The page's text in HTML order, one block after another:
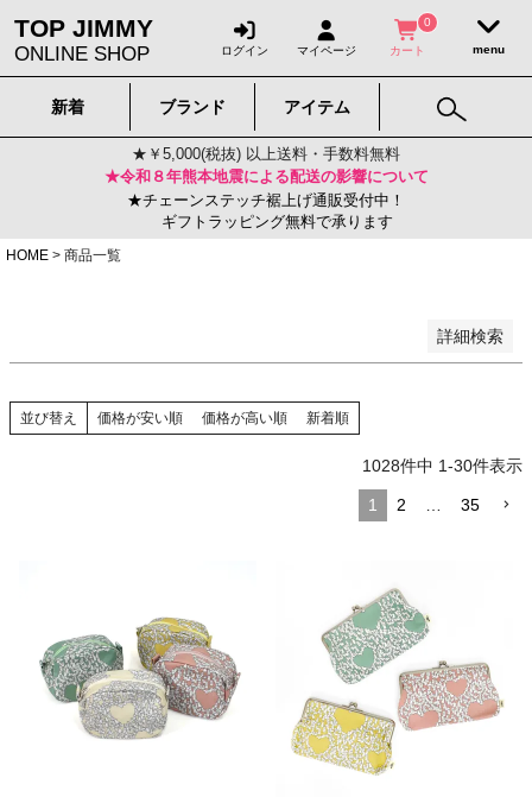
TOP JIMMY
ONLINE SHOP ログイン マイページ
0
カート
新着 ブランド アイテム
★￥5,000(税抜) 以上送料・手数料無料
★令和８年熊本地震による配送の影響について
★チェーンステッチ裾上げ通販受付中！
ギフトラッピング無料で承ります
HOME
商品一覧
詳細検索
再入荷
メール便OK
2026年春夏モデル
2025年秋冬モデル
定番モデル
在庫なし商品
在庫なし商品を表示しない
並び替え 価格が安い順 価格が高い順 新着順
1028件中 1-30件表示
1 2 35